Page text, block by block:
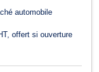
automobile
offert si ouverture